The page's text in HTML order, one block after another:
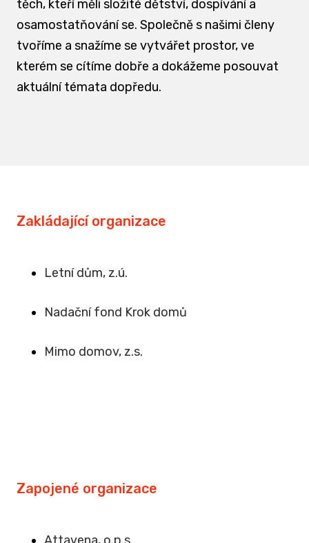
těch, kteří měli složité dětství, dospívání a
osamostatňování se. Společně s našimi členy
tvoříme a snažíme se vytvářet prostor, ve
kterém se cítíme dobře a dokážeme posouvat
aktuální témata dopředu.
Zakládající organizace
Letní dům, z.ú.
Nadační fond Krok domů
Mimo domov, z.s.
Zapojené organizace